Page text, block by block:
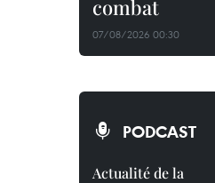
combat
07/08/2026 00:30
PODCAST
Actualité de la